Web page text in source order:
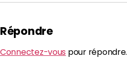
Répondre
Connectez-vous pour répondre.